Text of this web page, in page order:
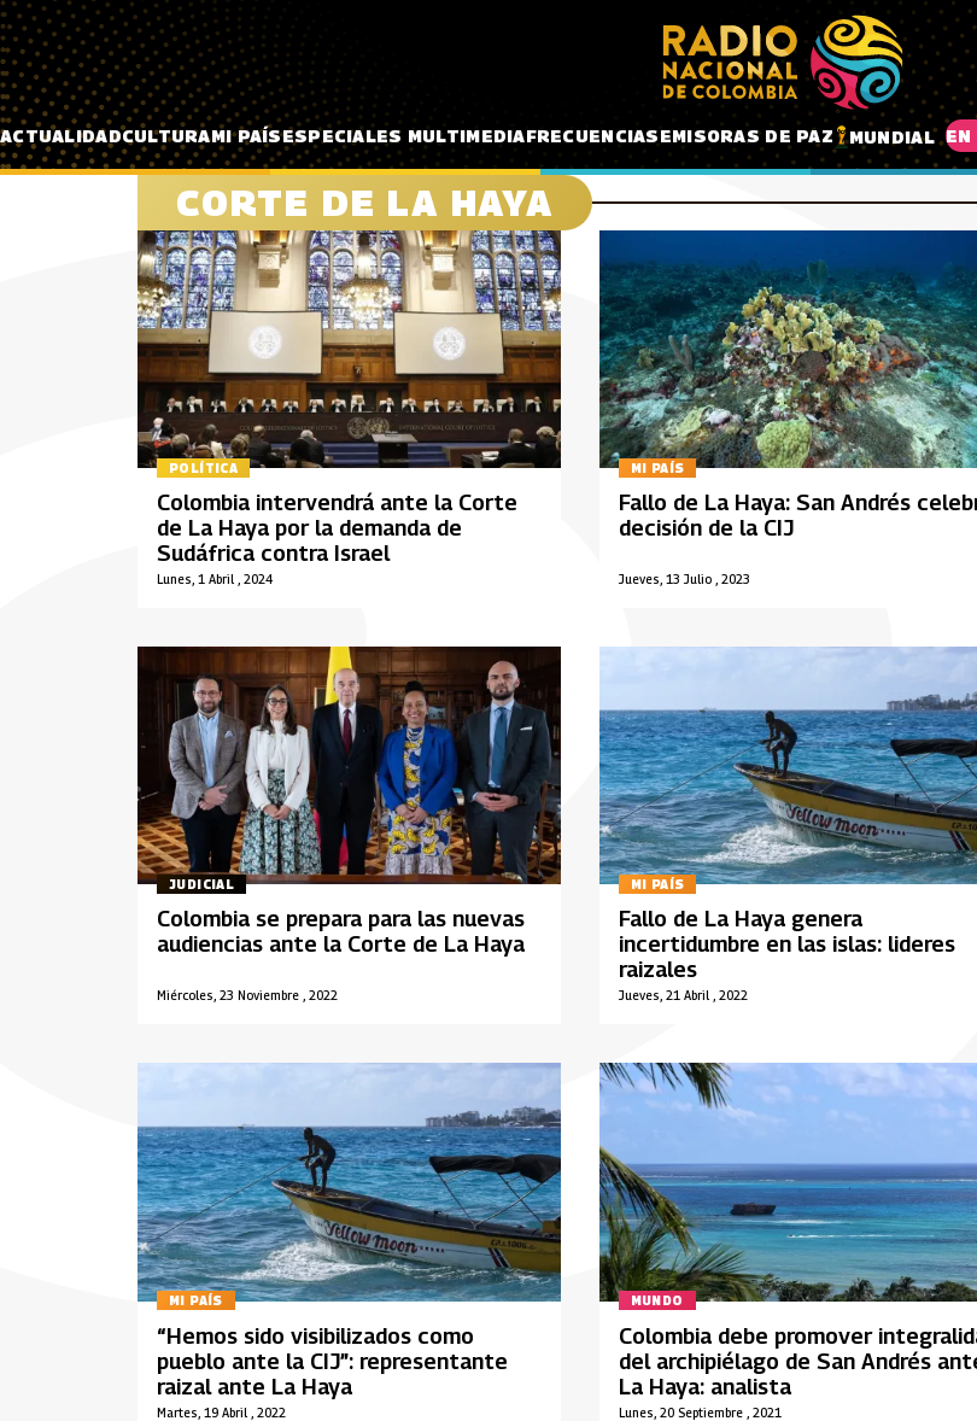
Pasar al contenido principal
ACTUALIDADCULTURAMI PAÍSESPECIALES MULTIMEDIAFRECUENCIASEMISORAS DE PAZ MUNDIAL EN
CORTE DE LA HAYA
POLÍTICA
Lunes, 1 Abril , 2024
Colombia intervendrá ante la Corte
de La Haya por la demanda de
Sudáfrica contra Israel
MI PAÍS
Jueves, 13 Julio , 2023
Fallo de La Haya: San Andrés
decisión de la CIJ
JUDICIAL
Miércoles, 23 Noviembre , 2022
Colombia se prepara para las nuevas
audiencias ante la Corte de La Haya
MI PAÍS
Jueves, 21 Abril , 2022
Fallo de La Haya genera
incertidumbre en las islas: lideres
raizales
MI PAÍS
Martes, 19 Abril , 2022
“Hemos sido visibilizados como
pueblo ante la CIJ”: representante
raizal ante La Haya
MUNDO
Lunes, 20 Septiembre , 2021
Colombia debe promover
del archipiélago de San Andrés
La Haya: analista